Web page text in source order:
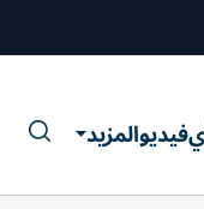
فيديوالمزيد